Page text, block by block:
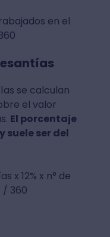
en el
se calculan
el valor
El porcentaje
suele ser del
x 12% x n° de
/ 360